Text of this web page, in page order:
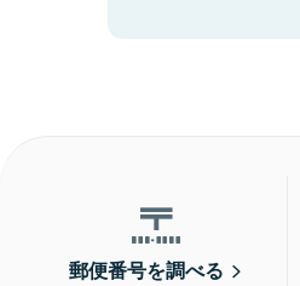
郵便番号を調べる